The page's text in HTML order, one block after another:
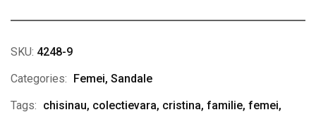
SKU: 4248-9
Categories: Femei, Sandale
Tags: chisinau, colectievara, cristina, familie, femei,